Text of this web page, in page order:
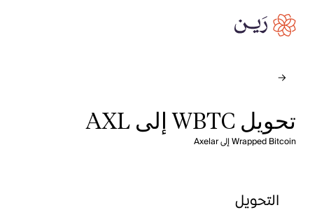
تحويل WBTC إلى AXL
Wrapped Bitcoin إلى Axelar
التحويل